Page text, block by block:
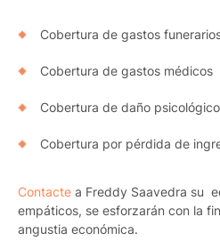
Cobertura de gastos
Cobertura de gastos médicos
Cobertura de daño
Cobertura por pérdida de
Contacte a Freddy Saavedra su
empáticos, se esforzarán con la
angustia económica.